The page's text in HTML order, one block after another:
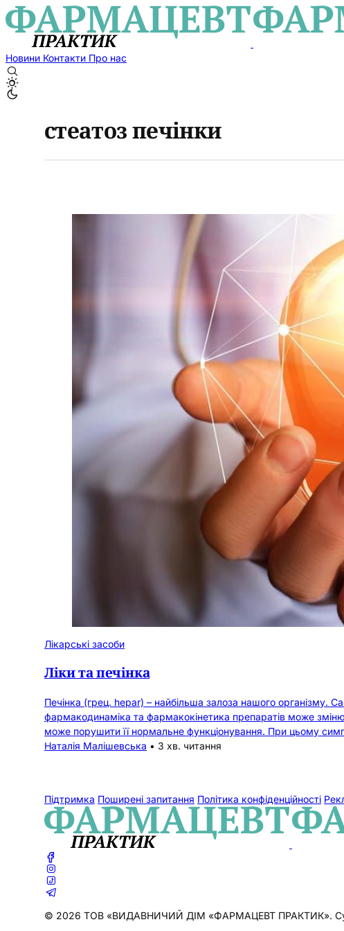
Новини Контакти Про нас
стеатоз печінки
Лікарські засоби
Ліки та печінка
Печінка (грец. hepar) – найбільша залоза нашого організму.
фармакодинаміка та фармакокінетика препаратів може
може порушити її нормальне функціонування. При цьому
Наталія Малішевська • 3 хв. читання
Підтримка Поширені запитання Політика конфіденційності
© 2026 ТОВ «ВИДАВНИЧИЙ ДІМ «ФАРМАЦЕВТ ПРАКТИК».